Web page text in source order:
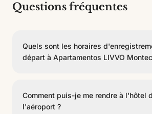
Questions fréquentes
Quels sont les horaires
départ à Apartamentos LIVVO
Comment puis-je me rendre à l'hôtel
l'aéroport ?